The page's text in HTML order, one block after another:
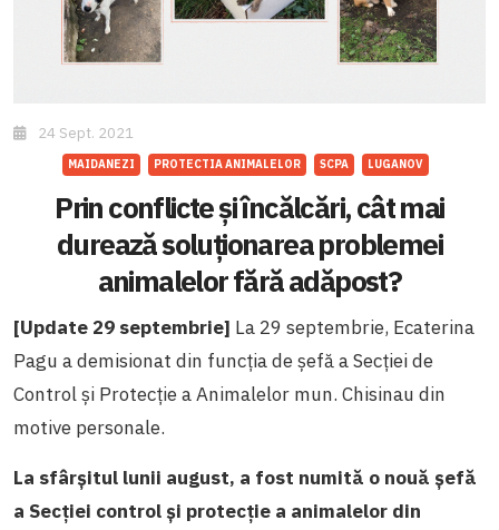
24 Sept. 2021
MAIDANEZI PROTECTIA ANIMALELOR SCPA LUGANOV
Prin conflicte și încălcări, cât mai
durează soluționarea problemei
animalelor fără adăpost?
[Update 29 septembrie] La 29 septembrie, Ecaterina
Pagu a demisionat din funcția de șefă a Secției de
Control și Protecție a Animalelor mun. Chisinau din
motive personale.
La sfârșitul lunii august, a fost numită o nouă șefă
a Secției control și protecție a animalelor din